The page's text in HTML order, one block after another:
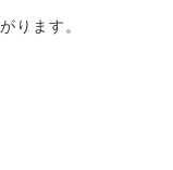
ります。